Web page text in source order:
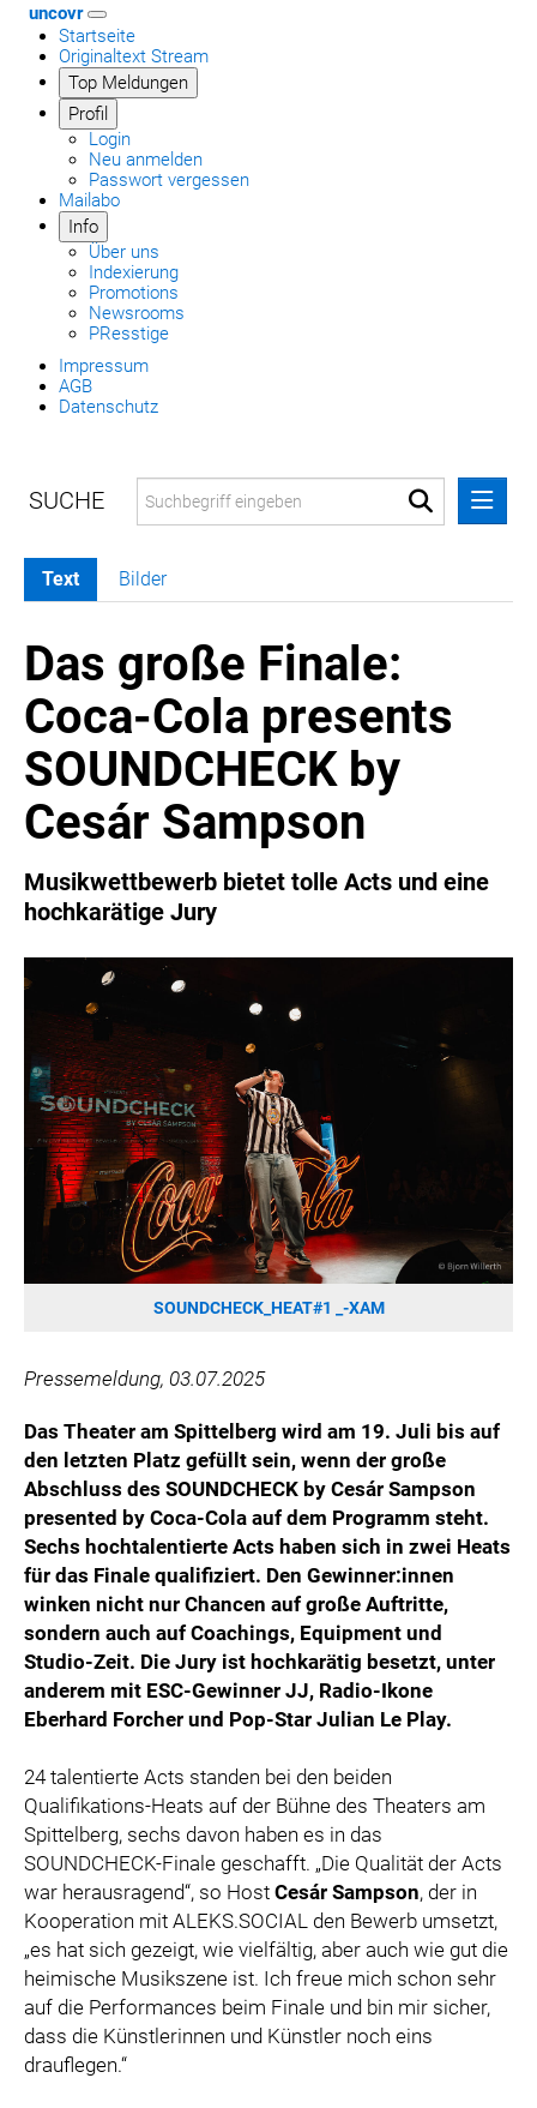
uncovr
Startseite
Originaltext Stream
Top Meldungen
Profil
Login
Neu anmelden
Passwort vergessen
Mailabo
Info
Über uns
Indexierung
Promotions
Newsrooms
PResstige
Impressum
AGB
Datenschutz
MELDUNGEN
COCA-COLA
Coca-Cola CUP
COCA-COLA HBC ÖSTERREICH
RÖMERQUELLE
ÖSTERREICHISCHE SPORTHILFE
KESCH
BARFLY'S CLUB
SPORTS MEDIA AUSTRIA
RECYCLEMICH-INITIATIVE
VIER HOCH VIER
ALFIES
HANNERSBERG
WILHELM-EXNER-MEDAILLEN STIFTUNG
ADMIRAL SPORTWETTEN
EWP RECYCLING PFAND ÖSTERREICH
ANNEMARIE CHARITY
IMPERIAL MARKETS
TRÄGERVEREIN EINWEGPFAND
MEDIA
LOGOS
COCA COLA
PRESSEKONTAKT
Text Bilder
Das große Finale:
Coca-Cola presents
SOUNDCHECK by
Cesár Sampson
Musikwettbewerb bietet tolle Acts und eine
hochkarätige Jury
SOUNDCHECK_HEAT#1 _-XAM
Pressemeldung, 03.07.2025
Das Theater am Spittelberg wird am 19. Juli bis auf
den letzten Platz gefüllt sein, wenn der große
Abschluss des SOUNDCHECK by Cesár Sampson
presented by Coca-Cola auf dem Programm steht.
Sechs hochtalentierte Acts haben sich in zwei Heats
für das Finale qualifiziert. Den Gewinner:innen
winken nicht nur Chancen auf große Auftritte,
sondern auch auf Coachings, Equipment und
Studio-Zeit. Die Jury ist hochkarätig besetzt, unter
anderem mit ESC-Gewinner JJ, Radio-Ikone
Eberhard Forcher und Pop-Star Julian Le Play.
24 talentierte Acts standen bei den beiden
Qualifikations-Heats auf der Bühne des Theaters am
Spittelberg, sechs davon haben es in das
SOUNDCHECK-Finale geschafft. „Die Qualität der Acts
war herausragend“, so Host Cesár Sampson, der in
Kooperation mit ALEKS.SOCIAL den Bewerb umsetzt,
„es hat sich gezeigt, wie vielfältig, aber auch wie gut die
heimische Musikszene ist. Ich freue mich schon sehr
auf die Performances beim Finale und bin mir sicher,
dass die Künstlerinnen und Künstler noch eins
drauflegen.“